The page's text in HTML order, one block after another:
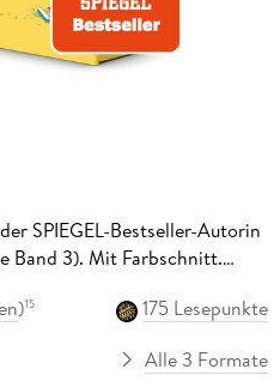
SPIEGEL-Bestseller-Autorin
Band 3). Mit Farbschnitt.
)15
175 Lesepunkte
Alle 3 Formate